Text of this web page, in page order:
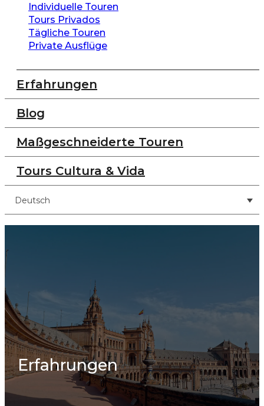
Individuelle Touren
Tours Privados
Tägliche Touren
Private Ausflüge
Erfahrungen
Blog
Maßgeschneiderte Touren
Tours Cultura & Vida
Deutsch
Erfahrungen